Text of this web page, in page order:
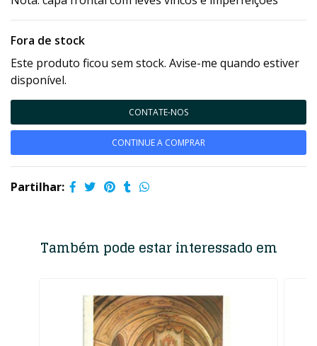
Fora de stock
Este produto ficou sem stock. Avise-me quando estiver
disponível.
CONTATE-NOS
CONTINUE A COMPRAR
Partilhar:
Também pode estar interessado em